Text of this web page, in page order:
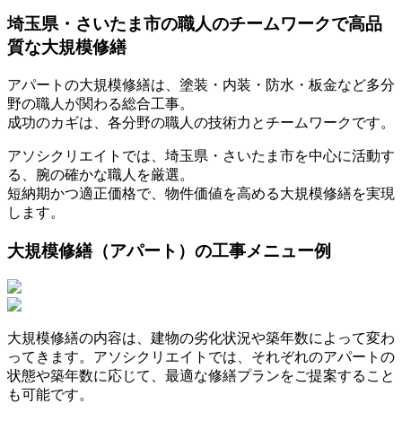
埼玉県・さいたま市の職人のチームワークで高品
質な大規模修繕
アパートの大規模修繕は、塗装・内装・防水・板金など多分
野の職人が関わる総合工事。
成功のカギは、各分野の職人の技術力とチームワークです。
アソシクリエイトでは、埼玉県・さいたま市を中心に活動す
る、腕の確かな職人を厳選。
短納期かつ適正価格で、物件価値を高める大規模修繕を実現
します。
大規模修繕（アパート）の工事メニュー例
大規模修繕の内容は、建物の劣化状況や築年数によって変わ
ってきます。アソシクリエイトでは、それぞれのアパートの
状態や築年数に応じて、最適な修繕プランをご提案すること
も可能です。